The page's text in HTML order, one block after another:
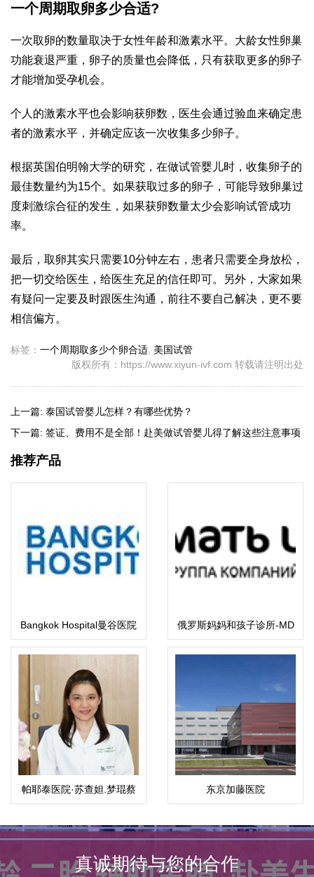
一个周期取卵多少合适?
一次取卵的数量取决于女性年龄和激素水平。大龄女性卵巢
功能衰退严重，卵子的质量也会降低，只有获取更多的卵子
才能增加受孕机会。
个人的激素水平也会影响获卵数，医生会通过验血来确定患
者的激素水平，并确定应该一次收集多少卵子。
根据英国伯明翰大学的研究，在做试管婴儿时，收集卵子的
最佳数量约为15个。如果获取过多的卵子，可能导致卵巢过
度刺激综合征的发生，如果获卵数量太少会影响试管成功
率。
最后，取卵其实只需要10分钟左右，患者只需要全身放松，
把一切交给医生，给医生充足的信任即可。另外，大家如果
有疑问一定要及时跟医生沟通，前往不要自己解决，更不要
相信偏方。
标签： 一个周期取多少个卵合适, 美国试管
版权所有：https://www.xiyun-ivf.com 转载请注明出处
上一篇: 泰国试管婴儿怎样？有哪些优势？
下一篇: 签证、费用不是全部！赴美做试管婴儿得了解这些注意事项
推荐产品
Bangkok Hospital曼谷医院
俄罗斯妈妈和孩子诊所-MD
集团
帕耶泰医院·苏查妲.梦琨蔡
帕（Suchada）
东京加藤医院
真诚期待与您的合作